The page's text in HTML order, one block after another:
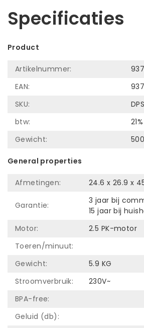
Specificaties
Product
Artikelnummer:
EAN:
SKU:
btw:
21%
Gewicht:
General properties
Afmetingen: 24.6 x 26.9 x
Garantie:
3 jaar bij
15 jaar bij
Motor:
2.5 PK-motor
Toeren/minuut:
Gewicht:
5.9 KG
Stroomverbruik:
230V~
BPA-free:
Geluid (db):